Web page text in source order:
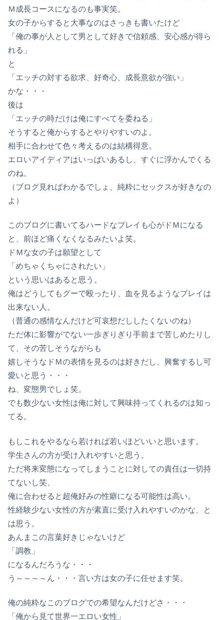
Ｍ成長コースになるのも事実笑。
女の子からすると大事なのはさっきも書いたけど
「俺の事が人として男として好きで信頼感、安心感が得ら
れる」
と
「エッチの対する欲求、好奇心、成長意欲が強い」
かな・・・
後は
「エッチの時だけは俺にすべてを委ねる」
そうすると俺からするとやりやすいのよ。
相手に合わせて色々考えるのは結構得意。
エロいアイディアはいっぱいあるし、すぐに浮かんでくる
のね。
（ブログ見ればわかるでしょ、純粋にセックスが好きなの
よ）
このブログに書いてるハードなプレイも心がドＭになる
と、前ほど痛くなくなるみたいよ笑。
ドＭな女の子は願望として
「めちゃくちゃにされたい」
という思いはあると思う。
俺はどうしてもグーで殴ったり、血を見るようなプレイは
出来ない人。
（普通の感情なんだけど可哀想だししたくないのね）
ただ体に影響がでない一歩ぎりぎり手前まで苦しめたりし
て、その苦しそうながらも
嬉しそうなドＭの表情を見るのは好きだし、興奮するし可
愛いと思う・・・
ね、変態男でしょ笑。
でも数少ない女性は俺に対して興味持ってくれるのは知っ
てる。
もしこれをやるなら若ければ若いほどいいと思います。
学生さんの方が受け入れやすいと思う。
ただ将来変態になってしまうことに対しての責任は一切持
てないし笑、
俺に合わせると超俺好みの性癖になる可能性は高い。
性経験少ない女性の方が素直に受け入れやすいのかな、と
は思う。
あんまこの言葉好きじゃないけど
「調教」
になるんだろうな・・・
う～～～～ん・・・言い方は女の子に任せます笑。
俺の純粋なこのブログでの希望なんだけどさ・・・
「俺から見て世界一エロい女性」